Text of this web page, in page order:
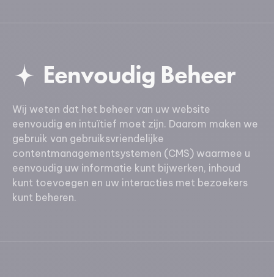
Eenvoudig Beheer
Wij weten dat het beheer van uw website
eenvoudig en intuïtief moet zijn. Daarom maken we
gebruik van gebruiksvriendelijke
contentmanagementsystemen (CMS) waarmee u
eenvoudig uw informatie kunt bijwerken, inhoud
kunt toevoegen en uw interacties met bezoekers
kunt beheren.